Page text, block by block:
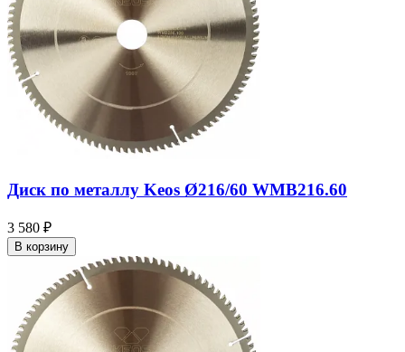
Диск по металлу Keos Ø216/60 WMB216.60
3 580 ₽
В корзину